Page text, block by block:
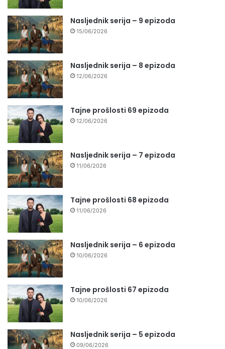
Nasljednik serija – 9 epizoda
15/06/2026
Nasljednik serija – 8 epizoda
12/06/2026
Tajne prošlosti 69 epizoda
12/06/2026
Nasljednik serija – 7 epizoda
11/06/2026
Tajne prošlosti 68 epizoda
11/06/2026
Nasljednik serija – 6 epizoda
10/06/2026
Tajne prošlosti 67 epizoda
10/06/2026
Nasljednik serija – 5 epizoda
09/06/2026